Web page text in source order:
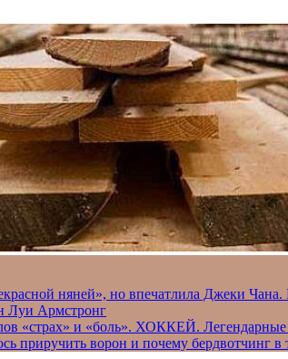
няней», но впечатлила Джеки
Луи Армстронг
«страх» и «боль». ХОККЕЙ.
приручить ворон и почему бердвотчинг в